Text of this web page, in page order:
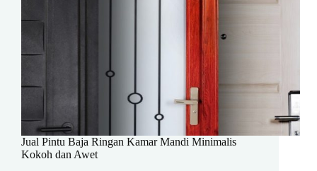
Jual Pintu Baja Ringan Kamar Mandi Minimalis
Kokoh dan Awet